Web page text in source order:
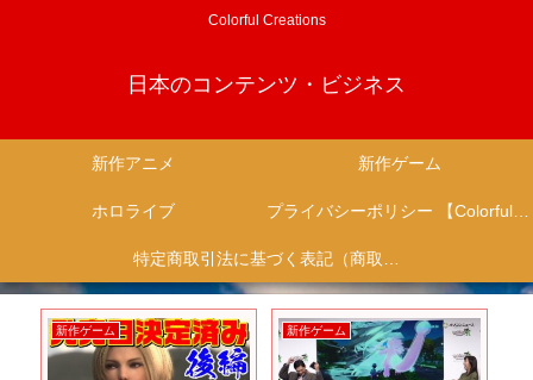
Colorful Creations
日本のコンテンツ・ビジネス
新作アニメ 新作ゲーム
ホロライブ プライバシーポリシー 【Colorful Creation】
特定商取引法に基づく表記（商取引に関する開示）
新作ゲーム 新作ゲーム